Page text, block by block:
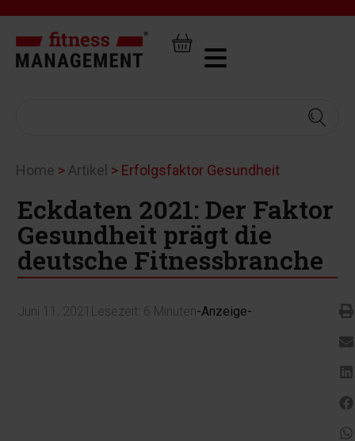
Home > Artikel > Erfolgsfaktor Gesundheit
Eckdaten 2021: Der Faktor
Gesundheit prägt die
deutsche Fitnessbranche
Juni 11, 2021 Lesezeit: 6 Minuten-Anzeige-